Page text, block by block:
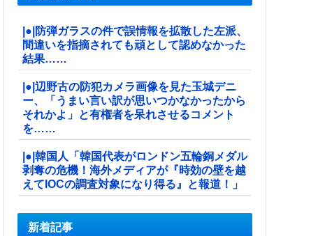
|●|防弾ガラスの件で誤情報を拡散した左派、
間違いを指摘されても頑として認めなかった
結果……
|●|辺野古の防犯カメラ画像を見た玉城デニ
ー、「うまい言い訳が思いつかなかったから
それかよ」と有権者を呆れさせるコメント
を……
|●|韓国人「韓国代表がロンドン五輪銅メダル
剥奪の危機！海外メディアが『時効の壁を越
えてIOCの調査対象になり得る』と報道！」
新着記事